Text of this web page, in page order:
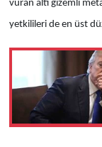
vuran altı gizemli
yetkilileri de en üst